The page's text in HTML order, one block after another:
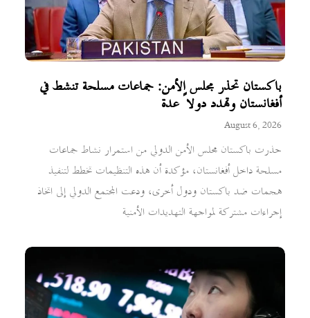
باكستان تحذر مجلس الأمن: جماعات مسلحة تنشط في
أفغانستان وتهدد دولاً عدة
August 6, 2026
حذرت باكستان مجلس الأمن الدولي من استمرار نشاط جماعات
مسلحة داخل أفغانستان، مؤكدة أن هذه التنظيمات تخطط لتنفيذ
هجمات ضد باكستان ودول أخرى، ودعت المجتمع الدولي إلى اتخاذ
إجراءات مشتركة لمواجهة التهديدات الأمنية